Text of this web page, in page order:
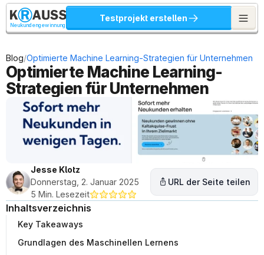
Neukundengewinnung
Testprojekt erstellen
Blog/Optimierte Machine Learning-Strategien für Unternehmen
Optimierte Machine Learning-
Strategien für Unternehmen
Jesse Klotz
Donnerstag, 2. Januar 2025
5 Min. Lesezeit
URL der Seite teilen
Inhaltsverzeichnis
Key Takeaways
Grundlagen des Maschinellen Lernens